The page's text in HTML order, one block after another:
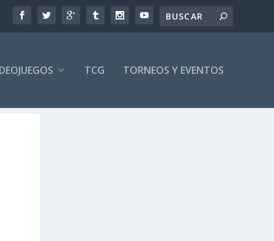
TCG TORNEOS Y EVENTOS